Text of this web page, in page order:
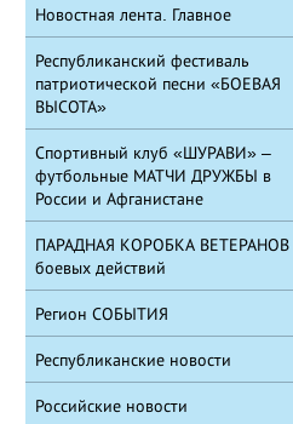
Новостная лента. Главное
Республиканский фестиваль
патриотической песни «БОЕВАЯ
ВЫСОТА»
Спортивный клуб «ШУРАВИ» –
футбольные МАТЧИ ДРУЖБЫ в
России и Афганистане
ПАРАДНАЯ КОРОБКА ВЕТЕРАНОВ
боевых действий
Регион СОБЫТИЯ
Республиканские новости
Российские новости